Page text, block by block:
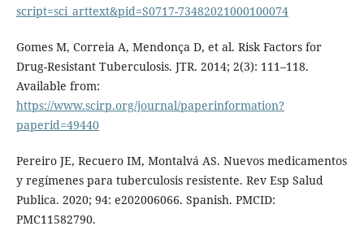
script=sci_arttext&pid=S0717-73482021000100074
Gomes M, Correia A, Mendonça D, et al. Risk Factors for
Drug-Resistant Tuberculosis. JTR. 2014; 2(3): 111–118.
Available from:
https://www.scirp.org/journal/paperinformation?
paperid=49440
Pereiro JE, Recuero IM, Montalvá AS. Nuevos medicamentos
y regímenes para tuberculosis resistente. Rev Esp Salud
Publica. 2020; 94: e202006066. Spanish. PMCID:
PMC11582790.